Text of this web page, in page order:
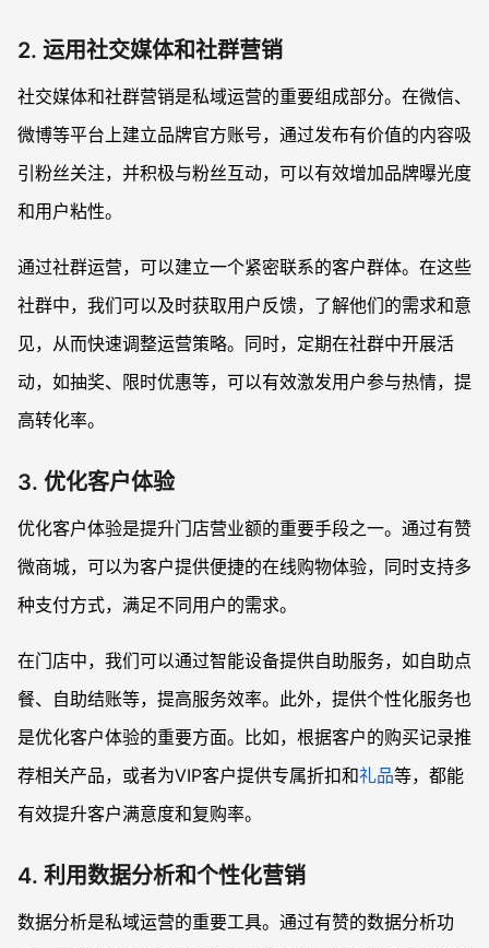
2. 运用社交媒体和社群营销
社交媒体和社群营销是私域运营的重要组成部分。在微信、
微博等平台上建立品牌官方账号，通过发布有价值的内容吸
引粉丝关注，并积极与粉丝互动，可以有效增加品牌曝光度
和用户粘性。
通过社群运营，可以建立一个紧密联系的客户群体。在这些
社群中，我们可以及时获取用户反馈，了解他们的需求和意
见，从而快速调整运营策略。同时，定期在社群中开展活
动，如抽奖、限时优惠等，可以有效激发用户参与热情，提
高转化率。
3. 优化客户体验
优化客户体验是提升门店营业额的重要手段之一。通过有赞
微商城，可以为客户提供便捷的在线购物体验，同时支持多
种支付方式，满足不同用户的需求。
在门店中，我们可以通过智能设备提供自助服务，如自助点
餐、自助结账等，提高服务效率。此外，提供个性化服务也
是优化客户体验的重要方面。比如，根据客户的购买记录推
荐相关产品，或者为VIP客户提供专属折扣和礼品等，都能
有效提升客户满意度和复购率。
4. 利用数据分析和个性化营销
数据分析是私域运营的重要工具。通过有赞的数据分析功